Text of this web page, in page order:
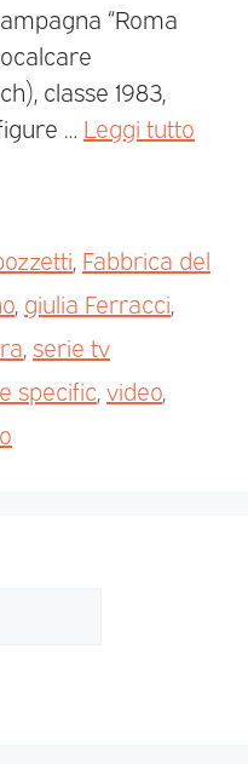
“Roma
classe 1983,
… Leggi tutto
Fabbrica del
giulia Ferracci
serie tv
specific video